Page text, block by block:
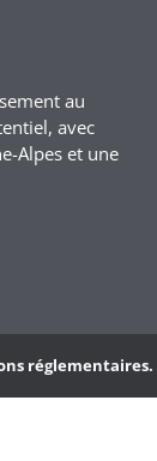
au
avec
Alpes et une
réglementaires.